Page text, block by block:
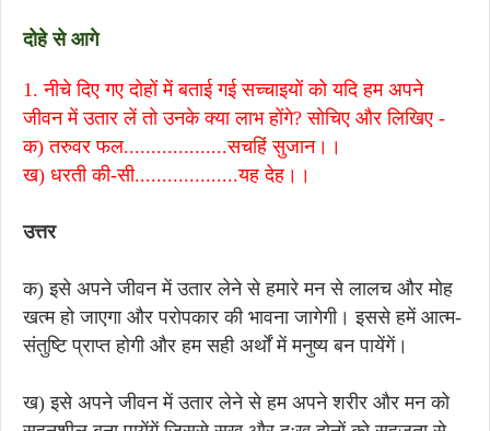
दोहे से आगे
1. नीचे दिए गए दोहों में बताई गई सच्चाइयों को यदि हम अपने
जीवन में उतार लें तो उनके क्या लाभ होंगे? सोचिए और लिखिए -
क) तरुवर फल...................सचहिं सुजान।।
ख) धरती की-सी...................यह देह।।
उत्तर
क) इसे अपने जीवन में उतार लेने से हमारे मन से लालच और मोह
खत्म हो जाएगा और परोपकार की भावना जागेगी। इससे हमें आत्म-
संतुष्टि प्राप्त होगी और हम सही अर्थों में मनुष्य बन पायेंगें।
ख) इसे अपने जीवन में उतार लेने से हम अपने शरीर और मन को